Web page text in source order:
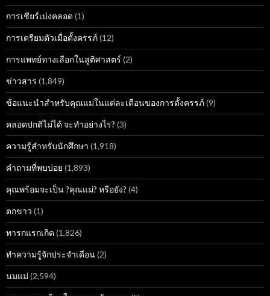
การเชียร์เบ่งคลอด (1)
การเตรียมตัวเมื่อตั้งครรภ์(12)
การแพทย์ทางเลือกในสูติศาสตร์ (2)
ข่าวสาร (1,849)
ข้อแนะนำสำหรับคุณแม่ในแต่ละเดือนของการตั้งครรภ์(9)
คลอดปกติไม่ได้ จะทำอย่างไร? (3)
ความรู้สำหรับนักศึกษา (1,918)
คำถามที่พบบ่อย (1,893)
คุณพร้อมจะเป็น ?คุณแม่? หรือยัง? (4)
ตกขาว (1)
ทารกแรกเกิด (1,826)
ทำความรู้จักประจำเดือน(2)
นมแม่ (2,594)